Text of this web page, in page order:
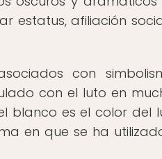
estatus, afiliación
con
con el luto en
blanco es el color del
en que se ha